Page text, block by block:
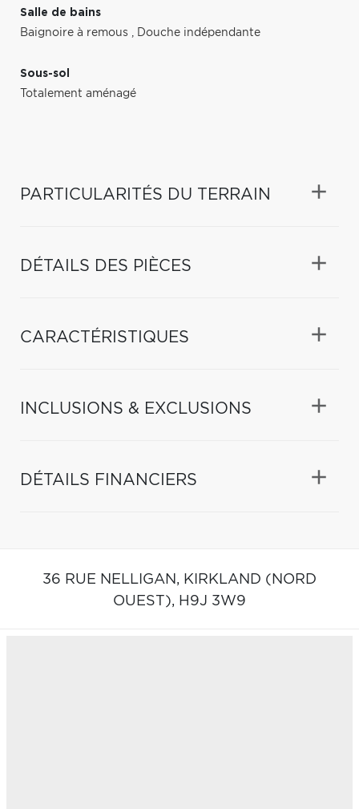
Salle de bains
Baignoire à remous , Douche indépendante
Sous-sol
Totalement aménagé
PARTICULARITÉS DU TERRAIN
DÉTAILS DES PIÈCES
CARACTÉRISTIQUES
INCLUSIONS & EXCLUSIONS
DÉTAILS FINANCIERS
36 RUE NELLIGAN, KIRKLAND (NORD
OUEST), H9J 3W9